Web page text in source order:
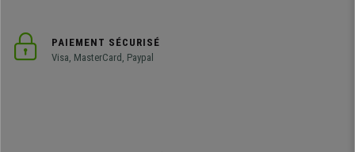
PAIEMENT SÉCURISÉ
Visa, MasterCard, Paypal